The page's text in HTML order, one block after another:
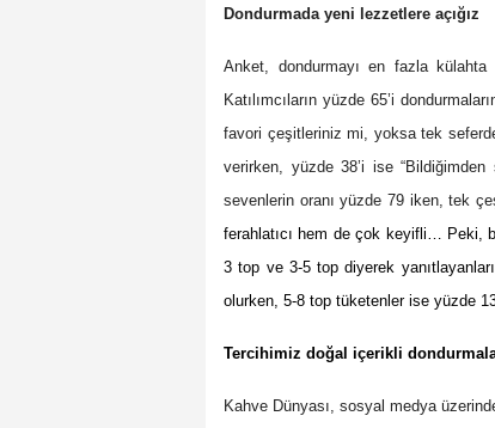
Dondurmada yeni lezzetlere açığız
Anket, dondurmayı en fazla
Katılımcıların yüzde 65’i
favori çeşitleriniz mi, yoksa tek
verirken, yüzde 38’i ise “Bildiğimden
sevenlerin oranı yüzde 79 iken, tek
ferahlatıcı hem de çok keyifli… Peki,
3 top ve 3-5 top diyerek
olurken, 5-8 top tüketenler ise yüzde
Tercihimiz doğal içerikli
Kahve Dünyası, sosyal medya